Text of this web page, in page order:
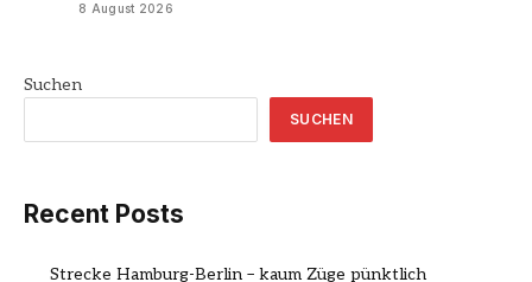
8 August 2026
Suchen
SUCHEN
Recent Posts
Strecke Hamburg-Berlin – kaum Züge pünktlich